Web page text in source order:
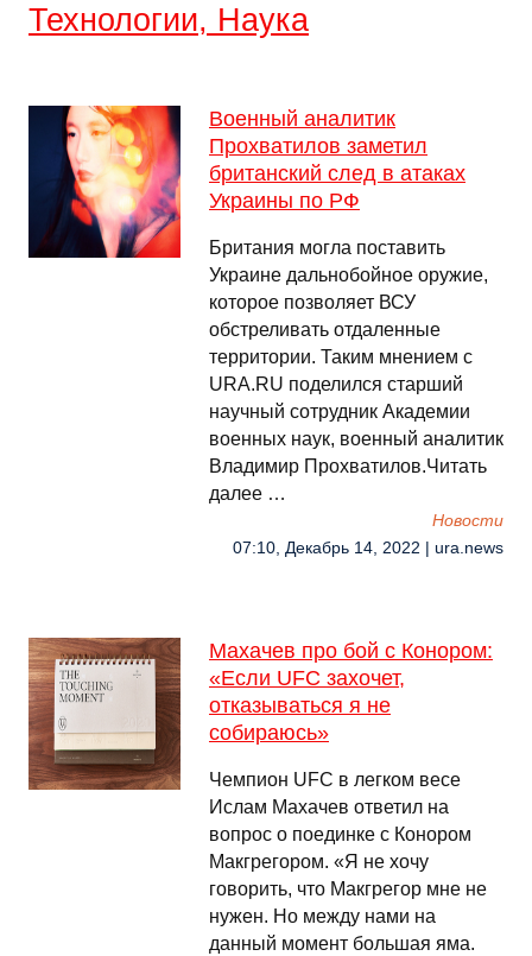
Технологии, Наука
Военный аналитик
Прохватилов заметил
британский след в атаках
Украины по РФ
Британия могла поставить
Украине дальнобойное оружие,
которое позволяет ВСУ
обстреливать отдаленные
территории. Таким мнением с
URA.RU поделился старший
научный сотрудник Академии
военных наук, военный аналитик
Владимир Прохватилов.Читать
далее …
Новости
07:10, Декабрь 14, 2022 | ura.news
Махачев про бой с Конором:
«Если UFC захочет,
отказываться я не
собираюсь»
Чемпион UFC в легком весе
Ислам Махачев ответил на
вопрос о поединке с Конором
Макгрегором. «Я не хочу
говорить, что Макгрегор мне не
нужен. Но между нами на
данный момент большая яма.